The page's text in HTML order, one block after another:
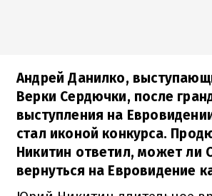
Андрей Данилко,
Верки Сердючки, после
выступления на
стал иконой конкурса.
Никитин ответил, может ли
вернуться на Евровидение